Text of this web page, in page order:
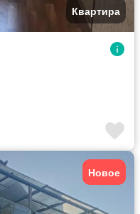
Квартира
Новое